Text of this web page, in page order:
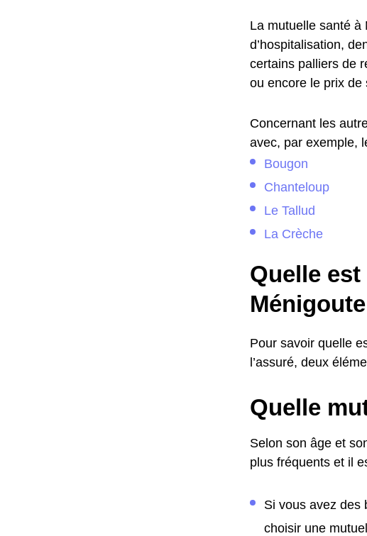
La mutuelle santé à
d’hospitalisation,
certains palliers de
ou encore le prix de
Concernant les
avec, par exemple,
Bougon
Chanteloup
Le Tallud
La Crèche
Quelle
Pour savoir quelle
l’assuré, deux
Quelle
Selon son âge et
plus fréquents et il
Si vous avez des
choisir une